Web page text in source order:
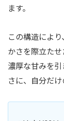
ます。
この構造によ
かさを際立た
濃厚な甘みを
さに、自分だ